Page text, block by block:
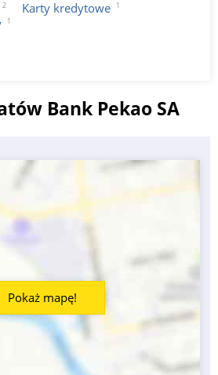
2 Karty kredytowe 1
1
Bank Pekao SA
Pokaż mapę!